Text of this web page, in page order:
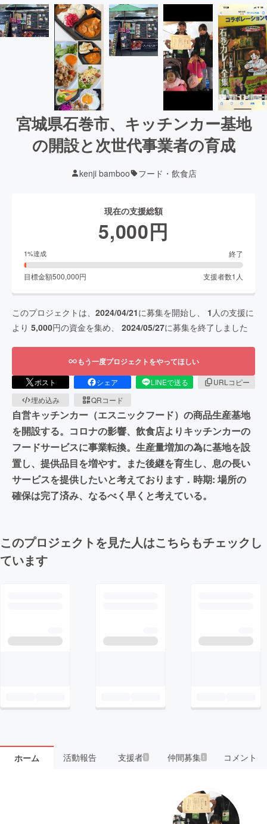
宮城県石巻市、キッチンカー基地
の開設と次世代事業者の育成
kenji bamboo フード・飲食店
現在の支援総額
5,000円
1%達成 終了
目標金額500,000円 支援者数1 人
このプロジェクトは、 2024/04/21に募集を開始し、 1 人の支援に
より 5,000円の資金を集め、 2024/05/27に募集を終了しました
もう一度プロジェクトをやってほしい
ポスト シェア LINEで送る
URLコピー
埋め込み
QRコード
自営キッチンカー（エスニックフード）の商品生産基地
を開設する。コロナの影響、飲食店よりキッチンカーの
フードサービスに事業転換。生産量増加の為に基地を設
置し、提供品目を増やす。また後継を育生し、息の長い
サービスを提供したいと考えております．時期: 場所の
確保は完了済み、なるべく早くと考えている。
このプロジェクトを見た人はこちらもチェックし
ています
ホーム 活動報告 支援者 1 仲間募集 1 コメント